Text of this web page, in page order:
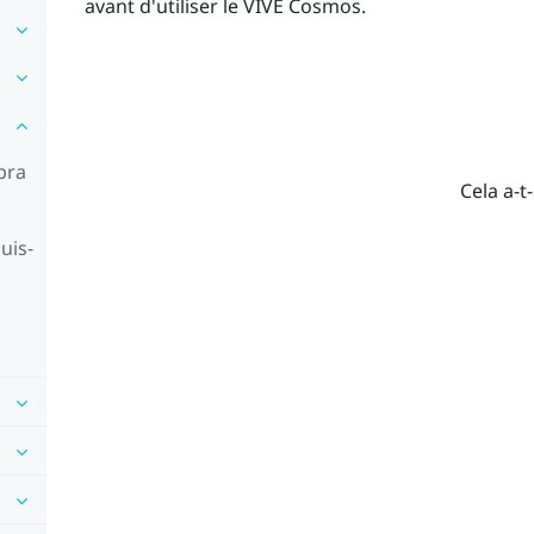
avant d'utiliser leVIVE Cosmos.
Cela a-